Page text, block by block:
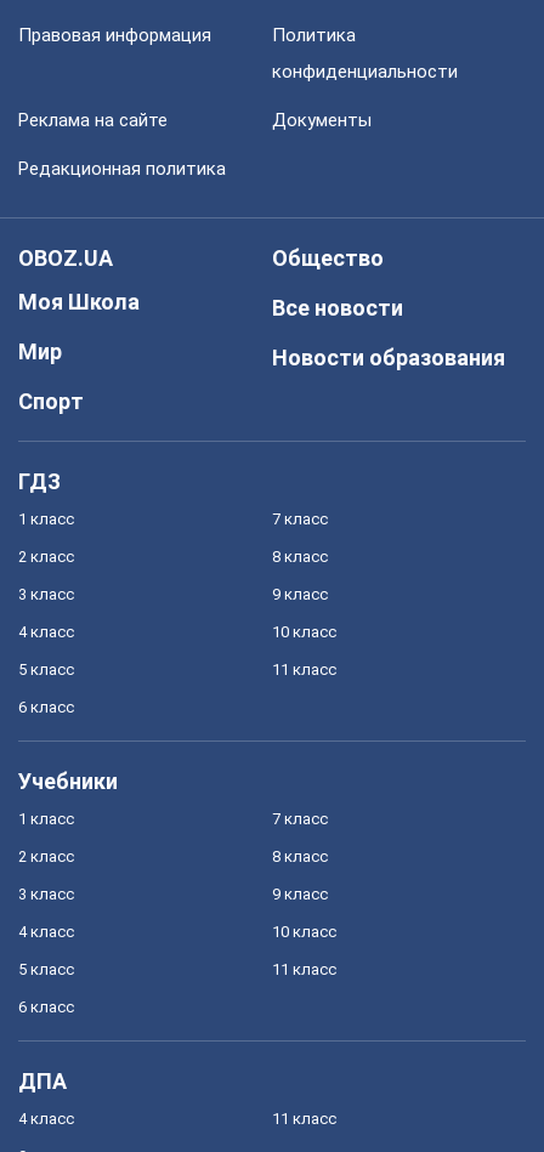
Правовая информация
Политика
конфиденциальности
Реклама на сайте Документы
Редакционная политика
OBOZ.UA
Моя Школа
Мир
Спорт
Общество
Все новости
Новости образования
ГДЗ
1 класс
2 класс
3 класс
4 класс
5 класс
6 класс
7 класс
8 класс
9 класс
10 класс
11 класс
Учебники
1 класс
2 класс
3 класс
4 класс
5 класс
6 класс
7 класс
8 класс
9 класс
10 класс
11 класс
ДПА
4 класс 11 класс